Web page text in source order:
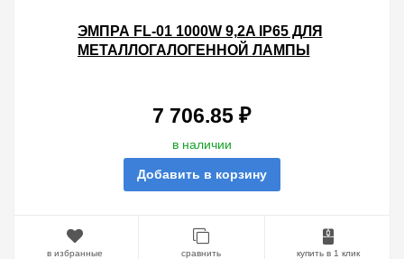
ЭМПРА FL-01 1000W 9,2A IP65 ДЛЯ
МЕТАЛЛОГАЛОГЕННОЙ ЛАМПЫ
7 706.85 ₽
в наличии
Добавить в корзину
в избранные сравнить купить в 1 клик